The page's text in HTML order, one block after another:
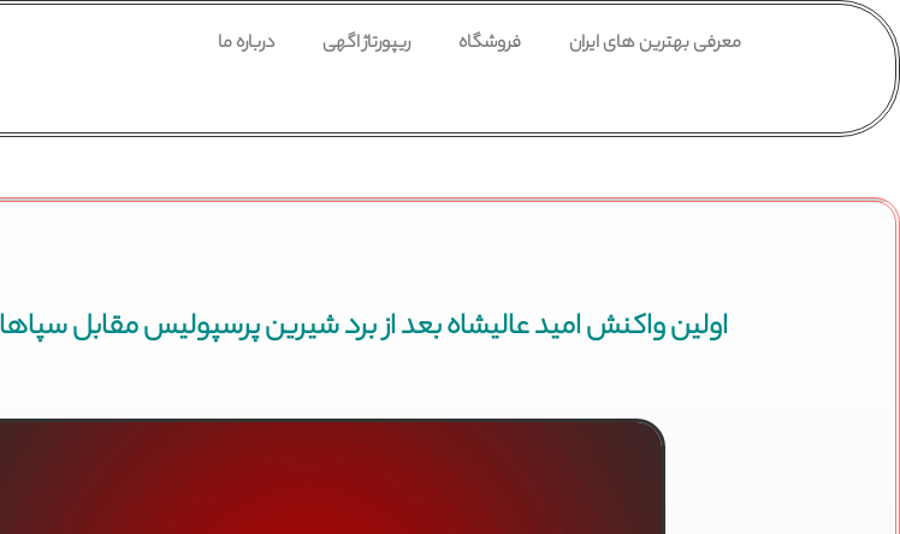
معرفی بهترین های ایران فروشگاه ریپورتاژ اگهی درباره ما
اولین واکنش امید عالیشاه بعد از برد شیرین پرسپولیس مقابل